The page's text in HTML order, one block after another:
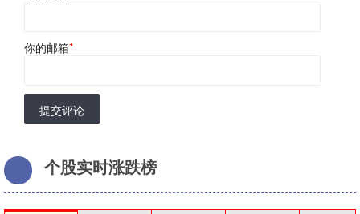
你的邮箱*
提交评论
个股实时涨跌榜